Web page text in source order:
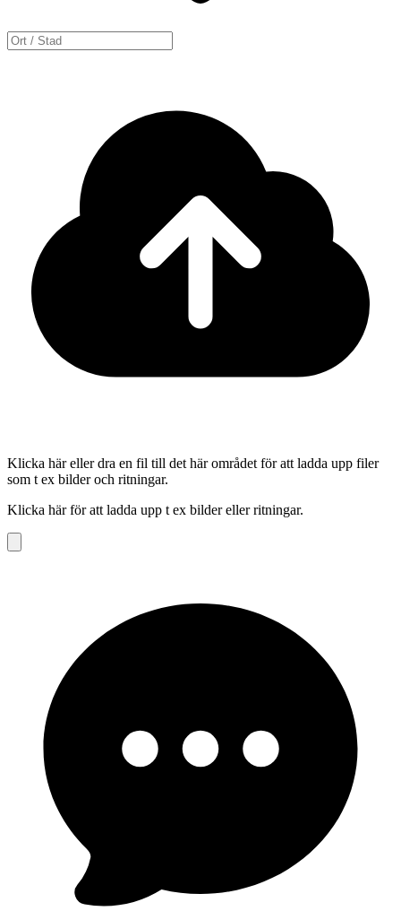
Klicka här eller dra en fil till det här området för att ladda upp filer
som t ex bilder och ritningar.
Klicka här för att ladda upp t ex bilder eller ritningar.